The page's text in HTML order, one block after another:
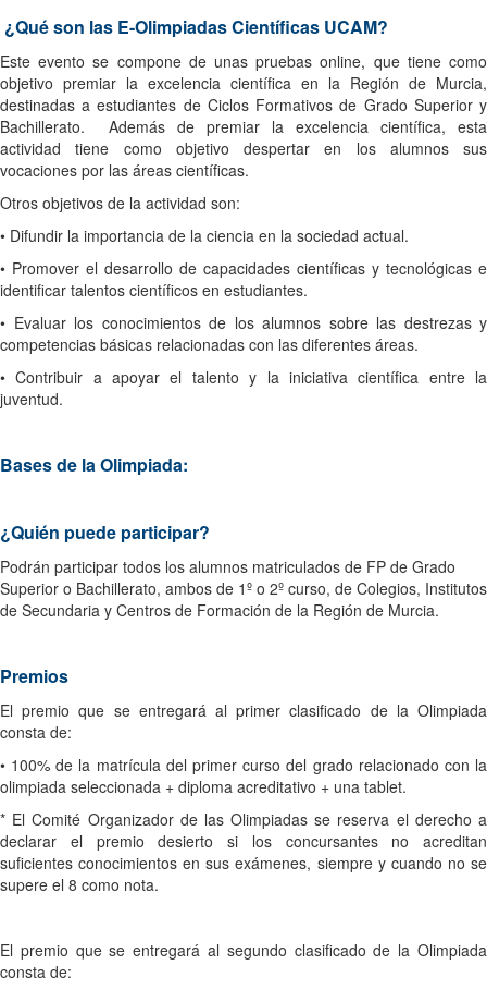
¿Qué son las E-Olimpiadas Científicas UCAM?
Este evento se compone de unas pruebas online, que tiene como
objetivo premiar la excelencia científica en la Región de Murcia,
destinadas a estudiantes de Ciclos Formativos de Grado Superior y
Bachillerato. Además de premiar la excelencia científica, esta
actividad tiene como objetivo despertar en los alumnos sus
vocaciones por las áreas científicas.
Otros objetivos de la actividad son:
• Difundir la importancia de la ciencia en la sociedad actual.
• Promover el desarrollo de capacidades científicas y tecnológicas e
identificar talentos científicos en estudiantes.
• Evaluar los conocimientos de los alumnos sobre las destrezas y
competencias básicas relacionadas con las diferentes áreas.
• Contribuir a apoyar el talento y la iniciativa científica entre la
juventud.
Bases de la Olimpiada:
¿Quién puede participar?
Podrán participar todos los alumnos matriculados de FP de Grado
Superior o Bachillerato, ambos de 1º o 2º curso, de Colegios, Institutos
de Secundaria y Centros de Formación de la Región de Murcia.
Premios
El premio que se entregará al primer clasificado de la Olimpiada
consta de:
• 100% de la matrícula del primer curso del grado relacionado con la
olimpiada seleccionada + diploma acreditativo + una tablet.
* El Comité Organizador de las Olimpiadas se reserva el derecho a
declarar el premio desierto si los concursantes no acreditan
suficientes conocimientos en sus exámenes, siempre y cuando no se
supere el 8 como nota.
El premio que se entregará al segundo clasificado de la Olimpiada
consta de: